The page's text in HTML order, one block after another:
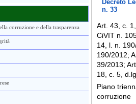
corruzione e della trasparenza
Decreto
n. 33
Art. 43, c.
CiVIT n.
14, l. n.
190/2012;
39/2013;
18, c. 5,
Piano
corruzione